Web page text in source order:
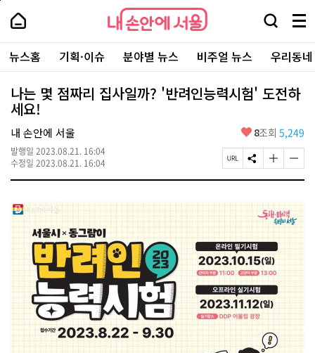
본
로
가
내
손
안
에
서
울
-
서
울
시
대
표
소
통
포
내
손
에
울
검
창
열
기
메
뉴
전
체
보
기
주
요
서
뉴스홈 기획·이슈 분야별 뉴스 비주얼 뉴스 우리동
나는 몇 점짜리 집사일까? '반려인능력시험' 도전하
세요!
내 손안에 서울
발행일 2023.08.21. 16:04
수정일 2023.08.21. 16:04
좋
요
8조회 5,249
페
이
U
사
S
N
공
유
하
글
자
기
크
게
경
하
기
글
자
기
게
페
상
단
로